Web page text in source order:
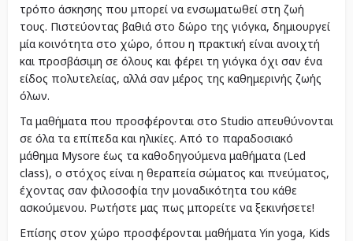
τρόπο άσκησης που μπορεί να ενσωματωθεί στη ζωή
τους. Πιστεύοντας βαθιά στο δώρο της γιόγκα, δημιουργεί
μία κοινότητα στο χώρο, όπου η πρακτική είναι ανοιχτή
και προσβάσιμη σε όλους και φέρει τη γιόγκα όχι σαν ένα
είδος πολυτελείας, αλλά σαν μέρος της καθημερινής ζωής
όλων.
Τα μαθήματα που προσφέρονται στο Studio απευθύνονται
σε όλα τα επίπεδα και ηλικίες. Από το παραδοσιακό
μάθημα Mysore έως τα καθοδηγούμενα μαθήματα (Led
class), ο στόχος είναι η θεραπεία σώματος και πνεύματος,
έχοντας σαν φιλοσοφία την μοναδικότητα του κάθε
ασκούμενου. Ρωτήστε μας πως μπορείτε να ξεκινήσετε!
Επίσης στον χώρο προσφέρονται μαθήματα Yin yoga, Kids